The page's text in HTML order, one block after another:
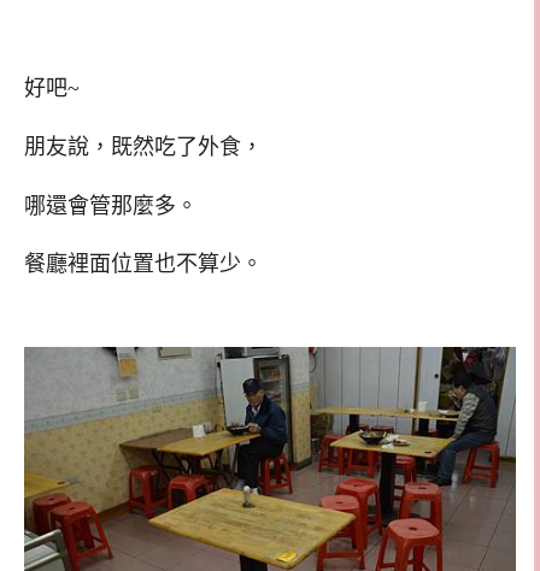
好吧~
朋友說，既然吃了外食，
哪還會管那麼多。
餐廳裡面位置也不算少。